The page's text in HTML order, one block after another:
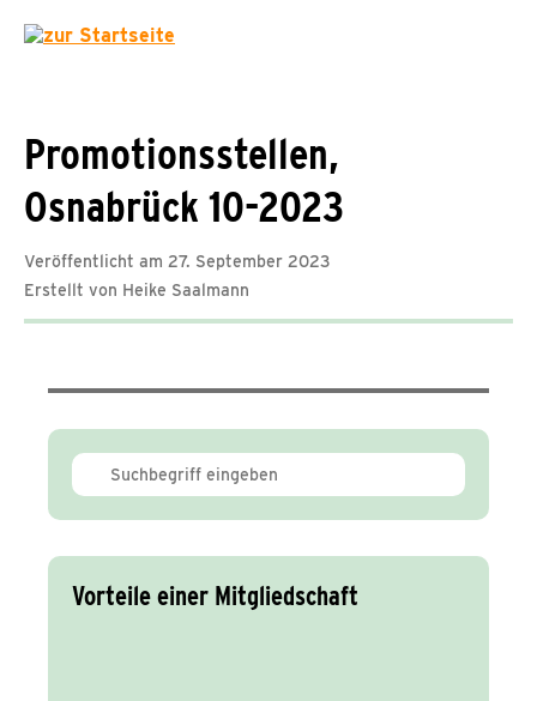
Promotionsstellen,
Osnabrück 10-2023
Veröffentlicht am 27. September 2023
Erstellt von Heike Saalmann
Vorteile einer Mitgliedschaft